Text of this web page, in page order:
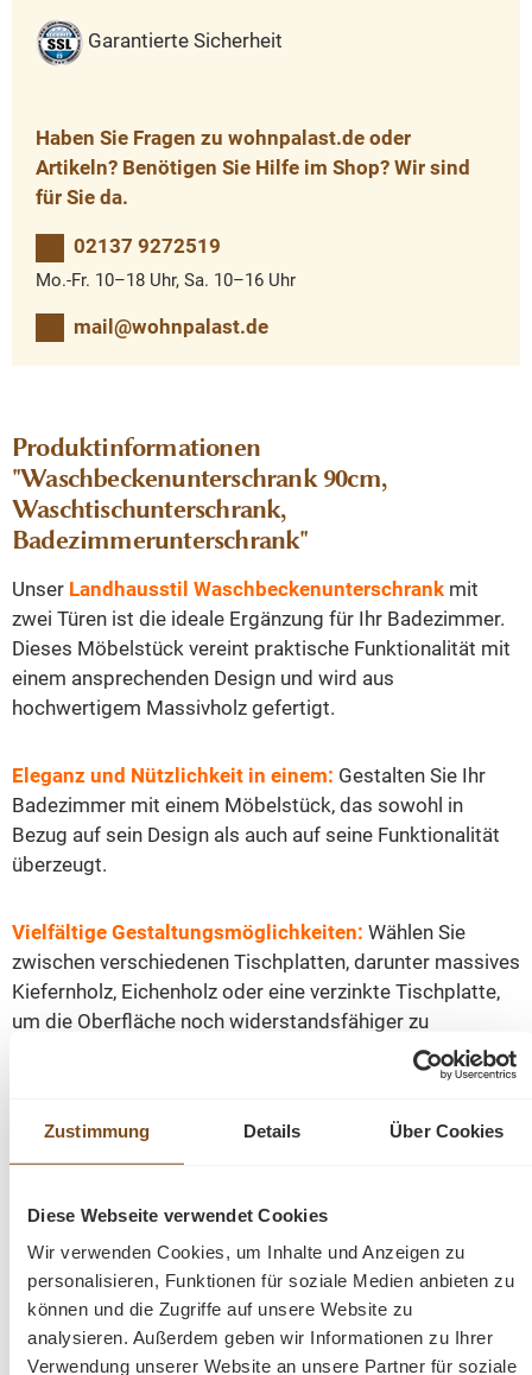
Zustimmung Details Über Cookies
Diese Webseite verwendet Cookies
Wir verwenden Cookies, um Inhalte und Anzeigen zu
personalisieren, Funktionen für soziale Medien anbieten zu
können und die Zugriffe auf unsere Website zu
analysieren. Außerdem geben wir Informationen zu Ihrer
Verwendung unserer Website an unsere Partner für soziale
Garantierte Sicherheit
Haben Sie Fragen zu wohnpalast.de oder
Artikeln? Benötigen Sie Hilfe im Shop? Wir sind
für Sie da.
02137 9272519
Mo.-Fr. 10–18 Uhr, Sa. 10–16 Uhr
mail@wohnpalast.de
Produktinformationen
"Waschbeckenunterschrank 90cm,
Waschtischunterschrank,
Badezimmerunterschrank"
Unser Landhausstil Waschbeckenunterschrank mit
zwei Türen ist die ideale Ergänzung für Ihr Badezimmer.
Dieses Möbelstück vereint praktische Funktionalität mit
einem ansprechenden Design und wird aus
hochwertigem Massivholz gefertigt.
Eleganz und Nützlichkeit in einem: Gestalten Sie Ihr
Badezimmer mit einem Möbelstück, das sowohl in
Bezug auf sein Design als auch auf seine Funktionalität
überzeugt.
Vielfältige Gestaltungsmöglichkeiten: Wählen Sie
zwischen verschiedenen Tischplatten, darunter massives
Kiefernholz, Eichenholz oder eine verzinkte Tischplatte,
um die Oberfläche noch widerstandsfähiger zu
gestalten. Beachten Sie, dass das Waschbecken nicht im
Lieferumfang enthalten ist, jedoch passende Optionen
perfekt abzustimmen.
Großzügiger Stauraum:Unser
hinter seinen zwei Türen.
Pflegehinweise:Die Reinigung ist unkompliziert -
verwenden Sie einfach ein leicht feuchtes Tuch, um Staub